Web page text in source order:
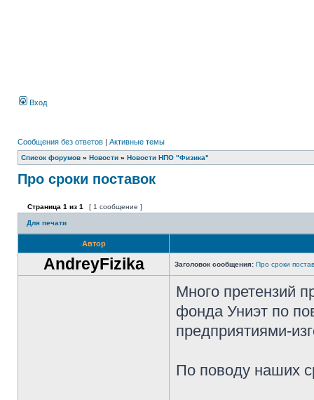
Вход
Сообщения без ответов | Активные темы
Список форумов » Новости » Новости НПО "Физика"
Про сроки поставок
Страница 1 из 1 [ 1 сообщение ]
Для печати
Автор
AndreyFizika Заголовок сообщения: Про сроки
Много претензий
фонда Униэт по
предприятиями-
По поводу наших